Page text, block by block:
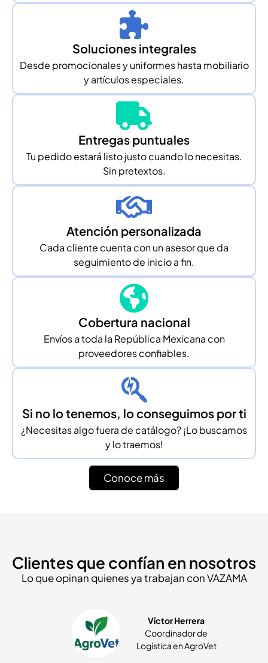
Soluciones integrales
Desde promocionales y uniformes hasta mobiliario
y artículos especiales.
Entregas puntuales
Tu pedido estará listo justo cuando lo necesitas.
Sin pretextos.
Atención personalizada
Cada cliente cuenta con un asesor que da
seguimiento de inicio a fin.
Cobertura nacional
Envíos a toda la República Mexicana con
proveedores confiables.
Si no lo tenemos, lo conseguimos por ti
¿Necesitas algo fuera de catálogo? ¡Lo buscamos
y lo traemos!
Conoce más
Clientes que confían en nosotros
Lo que opinan quienes ya trabajan con VAZAMA
Víctor Herrera
Coordinador de
Logística en AgroVet